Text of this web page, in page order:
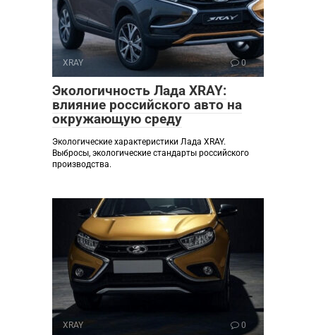
XRAY 0
Экологичность Лада XRAY:
влияние российского авто на
окружающую среду
Экологические характеристики Лада XRAY.
Выбросы, экологические стандарты российского
производства.
XRAY 0